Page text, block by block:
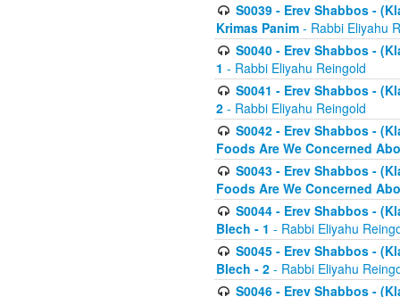
S0039 - Erev Shabbos -
Krimas Panim - Rabbi Eliyahu
S0040 - Erev Shabbos -
1 - Rabbi Eliyahu Reingold
S0041 - Erev Shabbos -
2 - Rabbi Eliyahu Reingold
S0042 - Erev Shabbos -
Foods Are We Concerned
S0043 - Erev Shabbos -
Foods Are We Concerned
S0044 - Erev Shabbos -
Blech - 1 - Rabbi Eliyahu
S0045 - Erev Shabbos -
Blech - 2 - Rabbi Eliyahu
S0046 - Erev Shabbos -